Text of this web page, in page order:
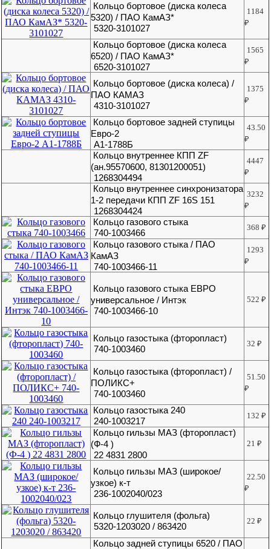
Кольцо бортовое (диска колеса
5320) / ПАО КамАЗ*
5320-3101027
1184
₽
Кольцо бортовое (диска колеса
6520) / ПАО КамАЗ*
6520-3101027
1565
₽
Кольцо бортовое (диска колеса) /
ПАО КАМАЗ
4310-3101027
1375
₽
Кольцо бортовое задней ступицы
Евро-2
А1-1788Б
43.50
₽
Кольцо внутреннее КПП ZF
(ан.95570600, 81301200051)
1268304494
4447
₽
Кольцо внутреннее синхронизатора
1-2 передачи КПП ZF 16S 151
1268304424
3232
₽
Кольцо газового стыка
740-1003466
368₽
Кольцо газового стыка / ПАО
КамАЗ
740-1003466-11
1293
₽
Кольцо газового стыка ЕВРО
универсальное / Интэк
740-1003466-10
522₽
Кольцо газостыка (фторопласт)
740-1003460
32₽
Кольцо газостыка (фторопласт) /
ПОЛИКС+
740-1003460
51.50
₽
Кольцо газостыка 240
240-1003217
132₽
Кольцо гильзы МАЗ (фторопласт)
(Ф-4 )
22 4831 2800
21₽
Кольцо гильзы МАЗ (широкое/
узкое) к-т
236-1002040/023
22.50
₽
Кольцо глушителя (фольга)
5320-1203020 / 863420
22₽
Кольцо задней ступицы 6520 / ПАО